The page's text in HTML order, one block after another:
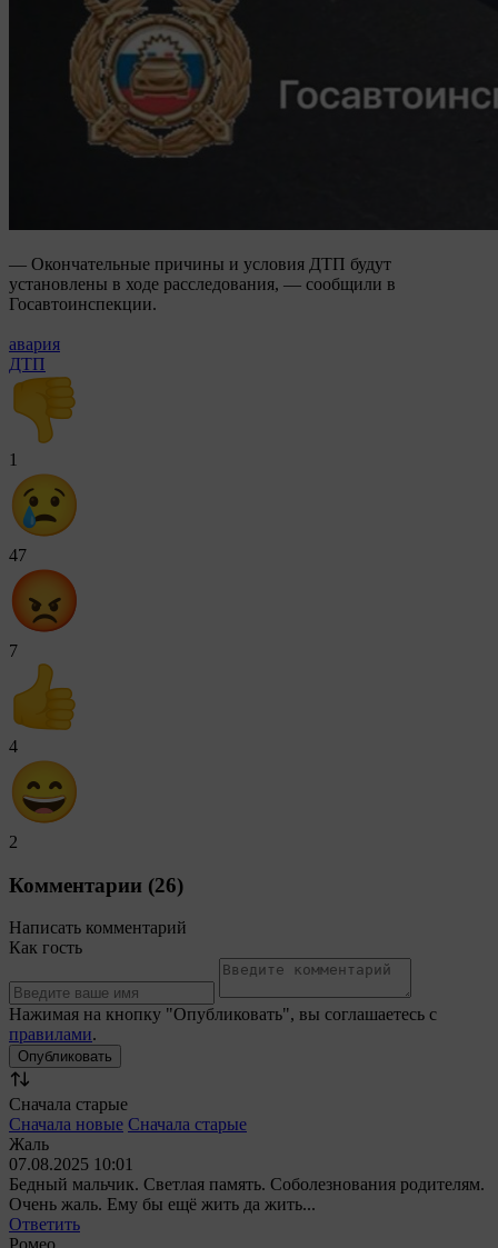
— Окончательные причины и условия ДТП будут
установлены в ходе расследования, — сообщили в
Госавтоинспекции.
авария
ДТП
1
47
7
4
2
Комментарии (26)
Написать комментарий
Как гость
Нажимая на кнопку "Опубликовать", вы соглашаетесь с
правилами.
Сначала старые
Сначала новые Сначала старые
Жаль
07.08.2025 10:01
Бедный мальчик. Светлая память. Соболезнования родителям.
Очень жаль. Ему бы ещё жить да жить...
Ответить